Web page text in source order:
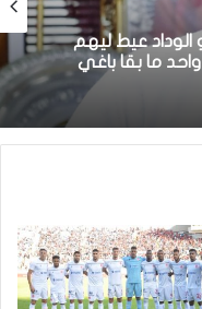
عيط ليهم
الرياضي بعد
الجديدي